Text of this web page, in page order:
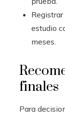
estudio
meses.
finales
Para